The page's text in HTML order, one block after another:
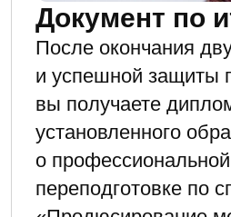
ЧТО ДАЕТ
ФАКУЛЬТЕТА
ВЫСШЕГО
ПРОДЮСЕР
КАК
200 часов заочной